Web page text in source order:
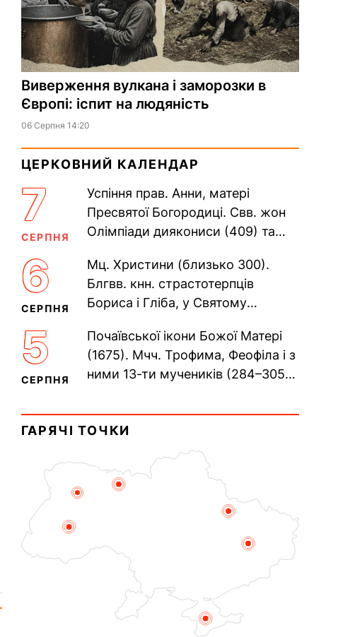
Виверження вулкана і заморозки в
Європі: іспит на людяність
06 Серпня 14:20
ЦЕРКОВНИЙ КАЛЕНДАР
7
СЕРПНЯ
Успіння прав. Анни, матері
Пресвятої Богородиці. Свв. жон
Олімпіади диякониси (409) та
Пам’ять V Вселенського...
6
СЕРПНЯ
Мц. Христини (близько 300).
Блгвв. кнн. страстотерпців
Бориса і Гліба, у Святому
Прп. Полікарпа, архімандрита...
5
СЕРПНЯ
Почаївської ікони Божої Матері
(1675). Мчч. Трофима, Феофіла і з
ними 13-ти мучеників (284–305).
Равенійського (близько 75)....
ГАРЯЧІ ТОЧКИ